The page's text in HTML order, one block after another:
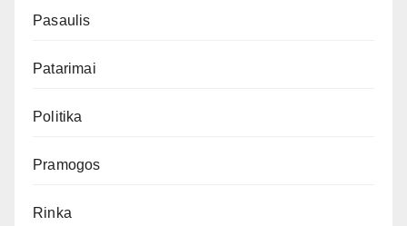
Pasaulis
Patarimai
Politika
Pramogos
Rinka